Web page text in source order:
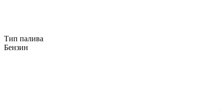
Тип палива
Бензин